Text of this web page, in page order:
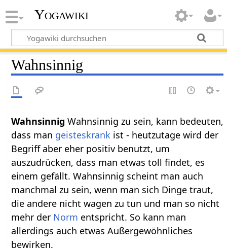
Yogawiki
Wahnsinnig
WahnsinnigWahnsinnig zu sein, kann bedeuten,
dass man geisteskrank ist - heutzutage wird der
Begriff aber eher positiv benutzt, um
auszudrücken, dass man etwas toll findet, es
einem gefällt. Wahnsinnig scheint man auch
manchmal zu sein, wenn man sich Dinge traut,
die andere nicht wagen zu tun und man so nicht
mehr der Norm entspricht. So kann man
allerdings auch etwas Außergewöhnliches
bewirken.